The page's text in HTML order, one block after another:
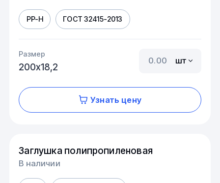
PP-H ГОСТ 32415-2013
Размер
200х18,2
шт
Узнать цену
Заглушка полипропиленовая
В наличии